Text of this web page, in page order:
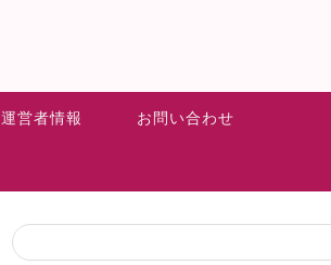
運営者情報 お問い合わせ